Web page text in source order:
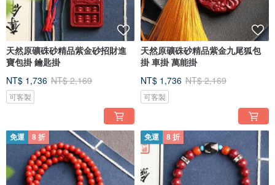
天然原礦硃砂精品紫金砂招財進
寶包掛 鑰匙掛
NT$ 1,736 NT$ 2,169
可客製
天然原礦硃砂精品紫金九尾狐包
掛 車掛 萬能掛
NT$ 1,736 NT$ 2,169
可客製
免運 8 折 免運 8 折